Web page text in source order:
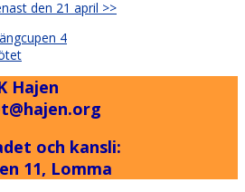
den 21 april >>
4
Hajen
och kansli:
11, Lomma